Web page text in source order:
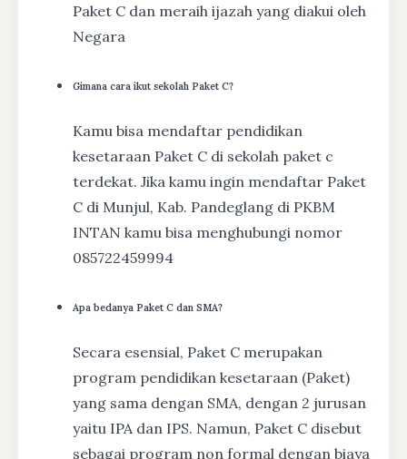
Paket C dan meraih ijazah yang diakui oleh
Negara
Gimana cara ikut sekolah Paket C?
Kamu bisa mendaftar pendidikan
kesetaraan Paket C di sekolah paket c
terdekat. Jika kamu ingin mendaftar Paket
C di Munjul, Kab. Pandeglang di PKBM
INTAN kamu bisa menghubungi nomor
085722459994
Apa bedanya Paket C dan SMA?
Secara esensial, Paket C merupakan
program pendidikan kesetaraan (Paket)
yang sama dengan SMA, dengan 2 jurusan
yaitu IPA dan IPS. Namun, Paket C disebut
sebagai program non formal dengan biaya